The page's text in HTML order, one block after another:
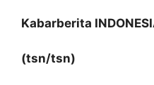
Kabarberita
(tsn/tsn)